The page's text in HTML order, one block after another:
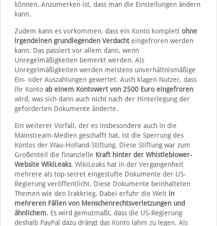
können. Anzumerken ist, dass man die Einstellungen ändern
kann.
Zudem kann es vorkommen, dass ein Konto komplett ohne
irgendeinen grundlegenden Verdachteingefroren werden
kann. Das passiert vor allem dann, wenn
Unregelmäßigkeiten bemerkt werden. Als
Unregelmäßigkeiten werden meistens unverhältnismäßige
Ein- oder Auszahlungen gewertet. Auch klagen Nutzer, dass
ihr Konto ab einem Kontowert von 2500 Euro eingefroren
wird, was sich dann auch nicht nach der Hinterlegung der
geforderten Dokumente änderte.
Ein weiterer Vorfall, der es insbesondere auch in die
Mainstream-Medien geschafft hat, ist die Sperrung des
Kontos der Wau-Holland-Stiftung. Diese Stiftung war zum
Großenteil die finanzielle Kraft hinter der Whistleblower-
Website WikiLeaks. WikiLeaks hat in der Vergangenheit
mehrere als top-secret eingestufte Dokumente der US-
Regierung veröffentlicht. Diese Dokumente beinhalteten
Themen wie den Irakkrieg. Dabei erfuhr die Welt in
mehreren Fällen von Menschenrechtsverletzungen und
ähnlichem. Es wird gemutmaßt, dass die US-Regierung
deshalb PayPal dazu drängt das Konto lahm zu legen. Als